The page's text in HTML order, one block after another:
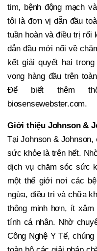
tim, bệnh động mạch
tôi là đơn vị dẫn đầu
tuần hoàn và điều trị rối
dẫn đầu mới nổi về
kết giải quyết hai
vong hàng đầu trên
Để biết thêm
biosensewebster.com.
Giới thiệu Johnson &
Tại Johnson &
sức khỏe là trên hết.
dịch vụ chăm sóc sức
một thế giới nơi các
ngừa, điều trị và chữa
thông minh hơn, ít
tính cá nhân. Nhờ
Công Nghệ Y Tế,